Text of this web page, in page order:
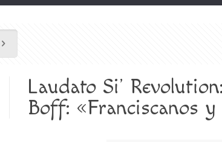
Laudato Si’
Boff: «Franciscanos